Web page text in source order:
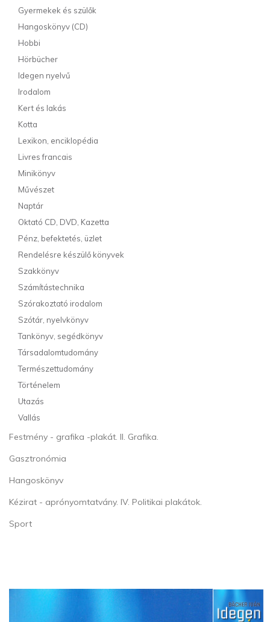
Gyermekek és szülők
Hangoskönyv (CD)
Hobbi
Hörbücher
Idegen nyelvű
Irodalom
Kert és lakás
Kotta
Lexikon, enciklopédia
Livres francais
Minikönyv
Művészet
Naptár
Oktató CD, DVD, Kazetta
Pénz, befektetés, üzlet
Rendelésre készülő könyvek
Szakkönyv
Számítástechnika
Szórakoztató irodalom
Szótár, nyelvkönyv
Tankönyv, segédkönyv
Társadalomtudomány
Természettudomány
Történelem
Utazás
Vallás
Festmény - grafika -plakát. II. Grafika.
Gasztronómia
Hangoskönyv
Kézirat - aprónyomtatvány. IV. Politikai plakátok.
Sport